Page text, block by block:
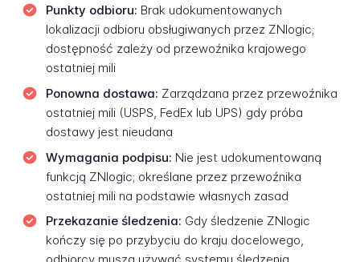
Punkty odbioru: Brak udokumentowanych
lokalizacji odbioru obsługiwanych przez ZNlogic;
dostępność zależy od przewoźnika krajowego
ostatniej mili
Ponowna dostawa: Zarządzana przez przewoźnika
ostatniej mili (USPS, FedEx lub UPS) gdy próba
dostawy jest nieudana
Wymagania podpisu: Nie jest udokumentowaną
funkcją ZNlogic; określane przez przewoźnika
ostatniej mili na podstawie własnych zasad
Przekazanie śledzenia: Gdy śledzenie ZNlogic
kończy się po przybyciu do kraju docelowego,